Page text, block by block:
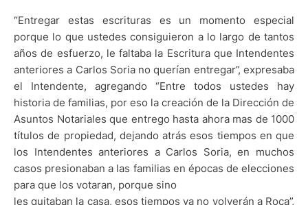
“Entregar estas escrituras es un momento especial
porque lo que ustedes consiguieron a lo largo de tantos
años de esfuerzo, le faltaba la Escritura que Intendentes
anteriores a Carlos Soria no querían entregar”, expresaba
el Intendente, agregando “Entre todos ustedes hay
historia de familias, por eso la creación de la Dirección de
Asuntos Notariales que entrego hasta ahora mas de 1000
títulos de propiedad, dejando atrás esos tiempos en que
los Intendentes anteriores a Carlos Soria, en muchos
casos presionaban a las familias en épocas de elecciones
para que los votaran, porque sino
les quitaban la casa, esos tiempos ya no volverán a Roca”,